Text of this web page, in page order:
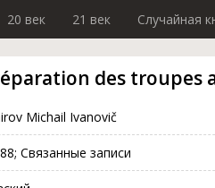
20 век 21 век Случайная
des troupes
Michail Ivanovič
Связанные записи